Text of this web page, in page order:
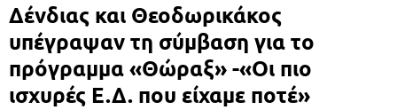
Δένδιας και Θεοδωρικάκος
υπέγραψαν τη σύμβαση για το
πρόγραμμα «Θώραξ» -«Οι πιο
ισχυρές Ε.Δ. που είχαμε ποτέ»